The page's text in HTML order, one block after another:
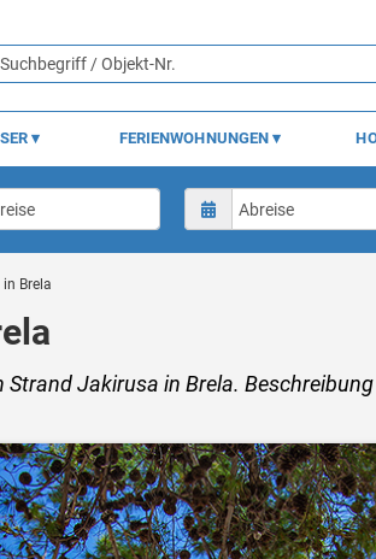
FERIENWOHNUNGEN
Brela
Jakirusa in Brela.